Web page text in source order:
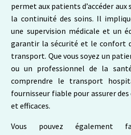
permet aux patients d’accéder aux
la continuité des soins. Il
une supervision médicale et un
garantir la sécurité et le confort
transport. Que vous soyez un
ou un professionnel de la
comprendre le transport
fournisseur fiable pour assurer
et efficaces.
Vous pouvez